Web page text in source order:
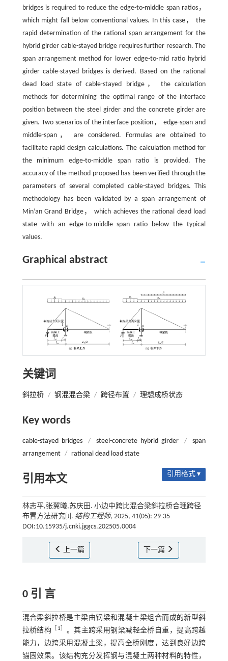
bridges is required to reduce the edge-to-middle span ratios，
which might fall below conventional values. In this case， the
rapid determination of the rational span arrangement for the
hybrid girder cable-stayed bridge requires further research. The
span arrangement method for lower edge-to-mid ratio hybrid
girder cable-stayed bridges is derived. Based on the rational
dead load state of cable-stayed bridge， the calculation
methods for determining the optimal range of the interface
position between the steel girder and the concrete girder are
given. Two scenarios of the interface position， edge-span and
middle-span， are considered. Formulas are obtained to
facilitate rapid design calculations. The calculation method for
the minimum edge-to-middle span ratio is provided. The
accuracy of the method proposed has been verified through the
parameters of several completed cable-stayed bridges. This
methodology has been validated by a span arrangement of
Min’an Grand Bridge， which achieves the rational dead load
state with an edge-to-middle span ratio below the typical
values.
Graphical abstract
关键词
斜拉桥 / 钢混混合梁 / 跨径布置 / 理想成桥状态
Key words
cable-stayed bridges / steel-concrete hybrid girder /
span
arrangement / rational dead load state
引用本文 引用格式 ▾
林志平,张翼曦,苏庆田. 小边中跨比混合梁斜拉桥合理跨径
布置方法研究[J]. 结构工程师, 2025, 41(05): 29-35
DOI:10.15935/j.cnki.jggcs.202505.0004
上一篇 下一篇
0 引 言
混合梁斜拉桥是主梁由钢梁和混凝土梁组合而成的新型斜
拉桥结构
1
。其主跨采用钢梁减轻全桥自重，提高跨越
能力，边跨采用混凝土梁，提高全桥刚度，达到良好边跨
锚固效果。该结构充分发挥钢与混凝土两种材料的特性，